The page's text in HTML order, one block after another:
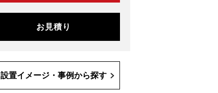
お見積り
設置イメージ・事例から探す